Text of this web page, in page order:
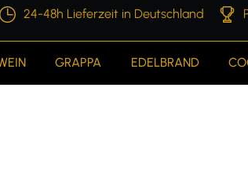
24-48h Lieferzeit in Deutschland
GRAPPA EDELBRAND